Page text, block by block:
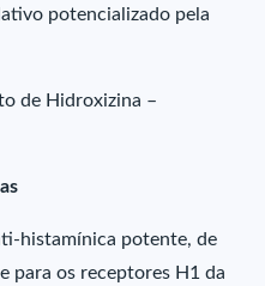
potencializado pela
de Hidroxizina –
histamínica potente, de
para os receptores H1 da